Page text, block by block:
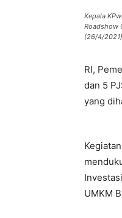
Kepala
Roadshow
(26/4/
RI,
dan 5
yang
UMKM